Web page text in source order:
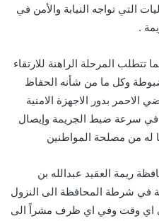
التي تواجه النيابة والأمن في
.
المرحلة الراهنة للارتقاء
وكل ما من شأنه الحفاظ
الاحمر بدور الاجهزة الامنية
في سرعة ضبط الجريمة وإيصال
له من مصلحة المواطنين
ريمة العقيد عبدالله بن
في شرطة المحافظة الى النزول
في اي وقت وفي اي ظرف مشراً الى